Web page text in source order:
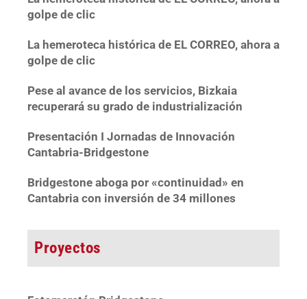
golpe de clic
La hemeroteca histórica de EL CORREO, ahora a
golpe de clic
Pese al avance de los servicios, Bizkaia
recuperará su grado de industrialización
Presentación I Jornadas de Innovación
Cantabria-Bridgestone
Bridgestone aboga por «continuidad» en
Cantabria con inversión de 34 millones
Proyectos